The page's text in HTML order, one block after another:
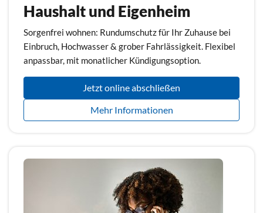
Haushalt und Eigenheim
Sorgenfrei wohnen: Rundumschutz für Ihr Zuhause bei
Einbruch, Hochwasser & grober Fahrlässigkeit. Flexibel
anpassbar, mit monatlicher Kündigungsoption.
Jetzt online abschließen
Mehr Informationen